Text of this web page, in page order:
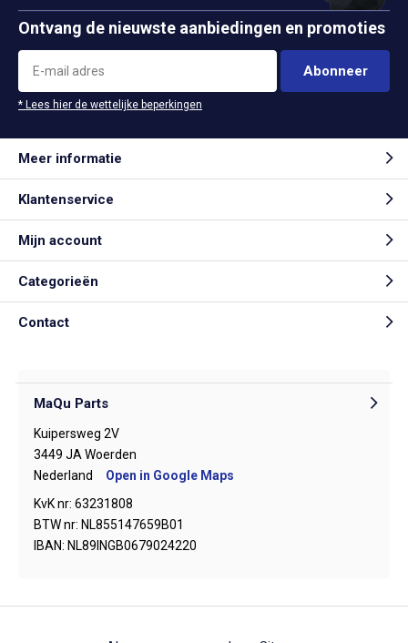
Ontvang de nieuwste aanbiedingen en promoties
Abonneer
* Lees hier de wettelijke beperkingen
Meer informatie
Klantenservice
Mijn account
Categorieën
Contact
MaQu Parts
Kuipersweg 2V
3449 JA Woerden
Nederland
Open in Google Maps
KvK nr: 63231808
BTW nr: NL855147659B01
IBAN: NL89INGB0679024220